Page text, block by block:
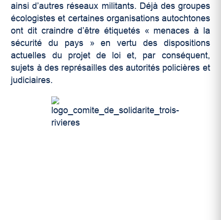
ainsi d’autres réseaux militants. Déjà des groupes
écologistes et certaines organisations autochtones
ont dit craindre d’être étiquetés « menaces à la
sécurité du pays » en vertu des dispositions
actuelles du projet de loi et, par conséquent,
sujets à des représailles des autorités policières et
judiciaires.